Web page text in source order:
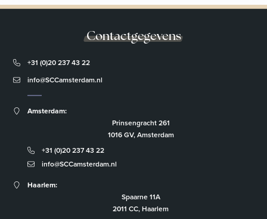
Contactgegevens
+31 (0)20 237 43 22
info@SCCamsterdam.nl
Amsterdam:
Prinsengracht 261
1016 GV, Amsterdam
+31 (0)20 237 43 22
info@SCCamsterdam.nl
Haarlem:
Spaarne 11A
2011 CC, Haarlem